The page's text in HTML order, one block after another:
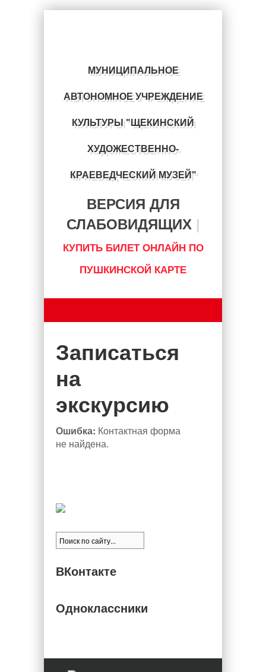
МУНИЦИПАЛЬНОЕ
АВТОНОМНОЕ УЧРЕЖДЕНИЕ
КУЛЬТУРЫ "ЩЕКИНСКИЙ
ХУДОЖЕСТВЕННО-
КРАЕВЕДЧЕСКИЙ МУЗЕЙ"
ВЕРСИЯ ДЛЯ
СЛАБОВИДЯЩИХ |
КУПИТЬ БИЛЕТ ОНЛАЙН ПО
ПУШКИНСКОЙ КАРТЕ
Записаться
на
экскурсию
Ошибка: Контактная форма
не найдена.
ВКонтакте
Одноклассники